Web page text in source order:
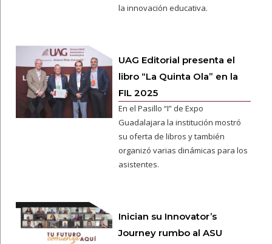
la innovación educativa.
UAG Editorial presenta el
libro “La Quinta Ola” en la
FIL 2025
En el Pasillo “I” de Expo
Guadalajara la institución mostró
su oferta de libros y también
organizó varias dinámicas para los
asistentes.
Inician su Innovator’s
Journey rumbo al ASU